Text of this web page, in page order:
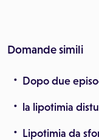
Domande simili
Dopo due
la lipotimia
Lipotimia da